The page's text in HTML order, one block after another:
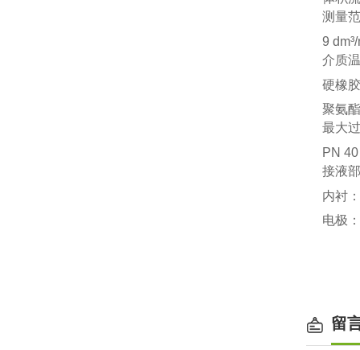
测量
9
介质
硬橡
聚氨
最大
PN
接液
内衬
电极
留